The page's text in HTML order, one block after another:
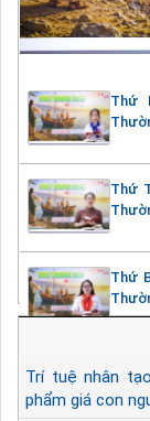
Thứ
Thứ
Thứ
Trí tuệ nhân
phẩm giá con